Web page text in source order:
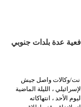
عدة بلدات جنوبي
نت/وكالات واصل جيش
، الليلة الماضية
الأحد ، انتهاكاته